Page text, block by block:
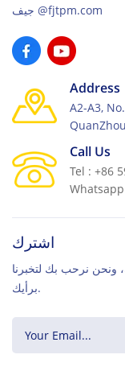
جيف@fjtpm.com
Address
A2-A3,
Call Us
Tel : +86
اشترك
ونحن نرحب بك لتخبرنا
برأيك.